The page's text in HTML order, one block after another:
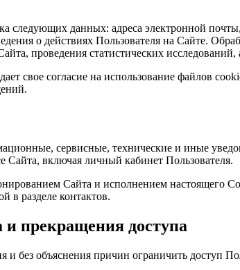
следующих данных: адреса электронной
о действиях Пользователя на Сайте.
проведения статистических
свое согласие на использование файлов
сервисные, технические и иные
Сайта, включая личный кабинет Пользователя.
Сайта и исполнением настоящего
в разделе контактов.
и прекращения доступа
без объяснения причин ограничить доступ